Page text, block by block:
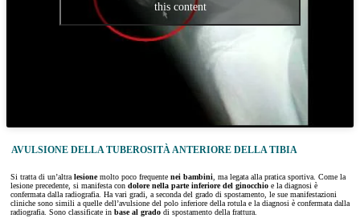
this content
AVULSIONE DELLA TUBEROSITÀ ANTERIORE DELLA TIBIA
Si tratta di un’altralesionemolto poco frequente nei bambini, ma legata alla pratica sportiva. Come la
lesione precedente, si manifesta con dolore nella parte inferiore del ginocchio e la diagnosi è
confermata dalla radiografia. Ha vari gradi, a seconda del grado di spostamento, le sue manifestazioni
cliniche sono simili a quelle dell’avulsione del polo inferiore della rotula e la diagnosi è confermata dalla
radiografia. Sono classificate in base al grado di spostamento della frattura.